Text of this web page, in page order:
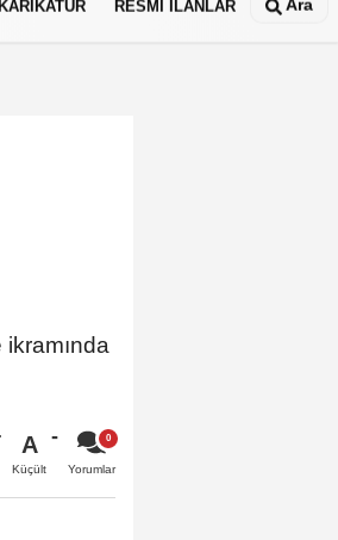
KARİKATÜR RESMİ İLANLAR Ara
A
Küçült Yorumlar